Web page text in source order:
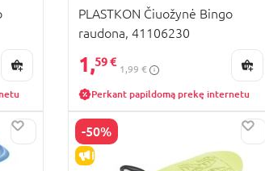
PLASTKON Čiuožynė Bingo
raudona, 41106230
1,59 €
1,99 €
Perkant papildomą prekę internetu
-50%
IŠPARDAVIMAS